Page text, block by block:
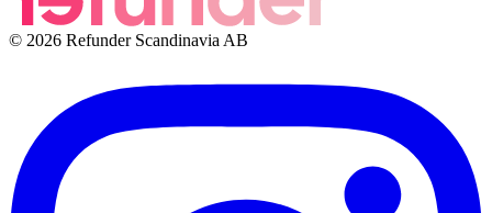
© 2026 Refunder Scandinavia AB